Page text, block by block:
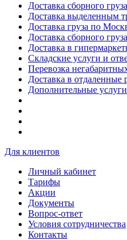
Доставка сборного
Доставка выделенным
Доставка груза по
Доставка сборного
Доставка в
Складские услуги и
Перевозка
Доставка в
Дополнительные услуги
Для клиентов
Личный кабинет
Тарифы
Акции
Документы
Вопрос-ответ
Условия сотрудничества
Контакты